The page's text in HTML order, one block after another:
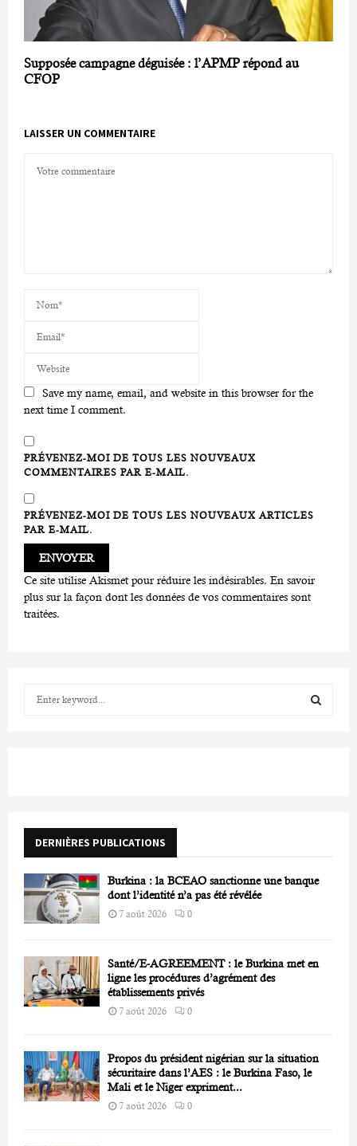
Supposée campagne déguisée : l’APMP répond au
CFOP
LAISSER UN COMMENTAIRE
Save my name, email, and website in this browser for the
next time I comment.
PRÉVENEZ-MOI DE TOUS LES NOUVEAUX
COMMENTAIRES PAR E-MAIL.
PRÉVENEZ-MOI DE TOUS LES NOUVEAUX ARTICLES
PAR E-MAIL.
Ce site utilise Akismet pour réduire les indésirables. En savoir
plus sur la façon dont les données de vos commentaires sont
traitées.
r
DERNIÈRES PUBLICATIONS
Burkina : la BCEAO sanctionne une banque
dont l’identité n’a pas été révélée
7 août 2026 0
Santé/E-AGREEMENT : le Burkina met en
ligne les procédures d’agrément des
établissements privés
7 août 2026 0
Propos du président nigérian sur la situation
sécuritaire dans l’AES : le Burkina Faso, le
Mali et le Niger expriment...
7 août 2026 0